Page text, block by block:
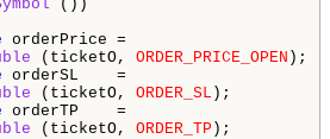
())
orderPrice =
(ticketO, ORDER_PRICE_OPEN );
orderSL =
(ticketO, ORDER_SL );
orderTP =
(ticketO, ORDER_TP );